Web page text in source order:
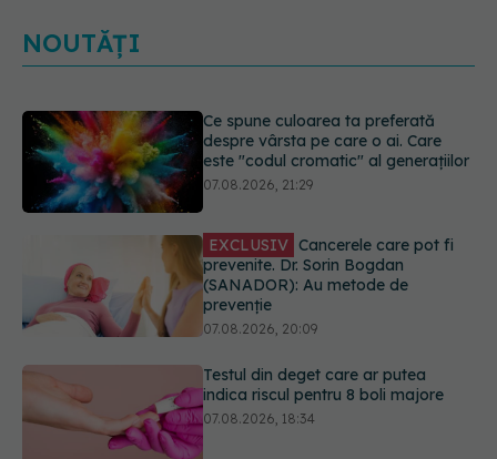
NOUTĂȚI
EXCLUSIV Cancerele care pot fi
prevenite. Dr. Sorin Bogdan
(SANADOR): Au metode de
prevenție
Testul din deget care ar putea
indica riscul pentru 8 boli majore
07.08.2026, 18:34
Dieta care poate crește brusc
colesterolul. Cine este mai expus
07.08.2026, 17:22